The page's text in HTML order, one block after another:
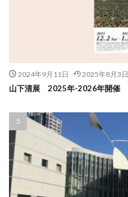
2024年9月11日 2025年8月3日
山下清展 2025年-2026年開催